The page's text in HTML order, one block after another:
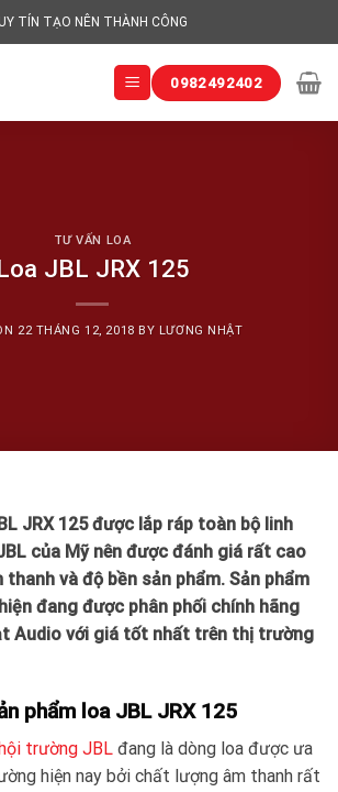
UY TÍN TẠO NÊN THÀNH CÔNG
0982492402
TƯ VẤN LOA
JBL JRX 125
22 THÁNG 12, 2018 BY LƯƠNG NHẬT
JRX 125 được lắp ráp toàn bộ linh
của Mỹ nên được đánh giá rất cao
và độ bền sản phẩm. Sản phẩm
đang được phân phối chính hãng
Audio với giá tốt nhất trên thị trường
phẩm loa JBL JRX 125
trường JBL đang là dòng loa được ưa
hiện nay bởi chất lượng âm thanh rất